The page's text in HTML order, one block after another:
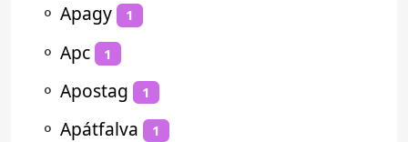
⚬ Apagy 1
⚬ Apc 1
⚬ Apostag 1
⚬ Apátfalva 1